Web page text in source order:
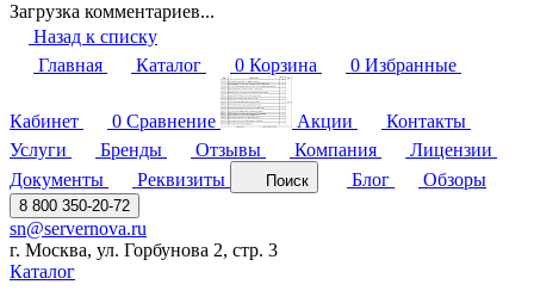
Загрузка комментариев...
Назад к списку
Главная
Каталог 0 Корзина 0 Избранные
Кабинет 0 Сравнение Акции
Контакты
Услуги
Бренды Отзывы Компания
Лицензии
Документы
Реквизиты Поиск Блог Обзоры
8 800 350-20-72
sn@servernova.ru
г. Москва, ул. Горбунова 2, стр. 3
Каталог